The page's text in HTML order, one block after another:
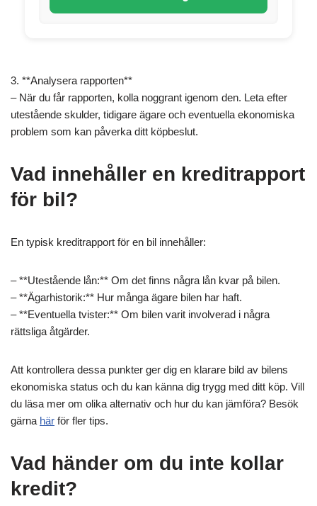
3. **Analysera rapporten**
– När du får rapporten, kolla noggrant igenom den. Leta efter
utestående skulder, tidigare ägare och eventuella ekonomiska
problem som kan påverka ditt köpbeslut.
Vad innehåller en kreditrapport
för bil?
En typisk kreditrapport för en bil innehåller:
– **Utestående lån:** Om det finns några lån kvar på bilen.
– **Ägarhistorik:** Hur många ägare bilen har haft.
– **Eventuella tvister:** Om bilen varit involverad i några
rättsliga åtgärder.
Att kontrollera dessa punkter ger dig en klarare bild av bilens
ekonomiska status och du kan känna dig trygg med ditt köp. Vill
du läsa mer om olika alternativ och hur du kan jämföra? Besök
gärna här för fler tips.
Vad händer om du inte kollar
kredit?